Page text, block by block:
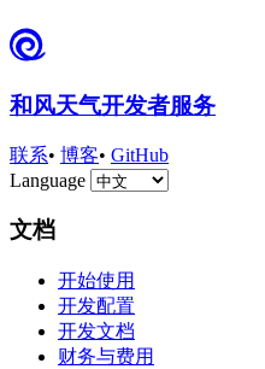
和风天气开发者服务
联系• 博客• GitHub
Language
文档
开始使用
开发配置
开发文档
财务与费用